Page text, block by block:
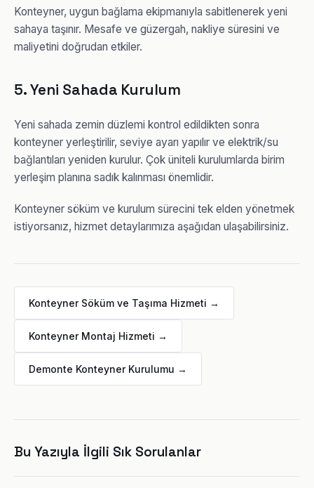
Konteyner, uygun bağlama ekipmanıyla sabitlenerek yeni
sahaya taşınır. Mesafe ve güzergah, nakliye süresini ve
maliyetini doğrudan etkiler.
5. Yeni Sahada Kurulum
Yeni sahada zemin düzlemi kontrol edildikten sonra
konteyner yerleştirilir, seviye ayarı yapılır ve elektrik/su
bağlantıları yeniden kurulur. Çok üniteli kurulumlarda birim
yerleşim planına sadık kalınması önemlidir.
Konteyner söküm ve kurulum sürecini tek elden yönetmek
istiyorsanız, hizmet detaylarımıza aşağıdan ulaşabilirsiniz.
Konteyner Söküm ve Taşıma Hizmeti →
Konteyner Montaj Hizmeti →
Demonte Konteyner Kurulumu →
Bu Yazıyla İlgili Sık Sorulanlar